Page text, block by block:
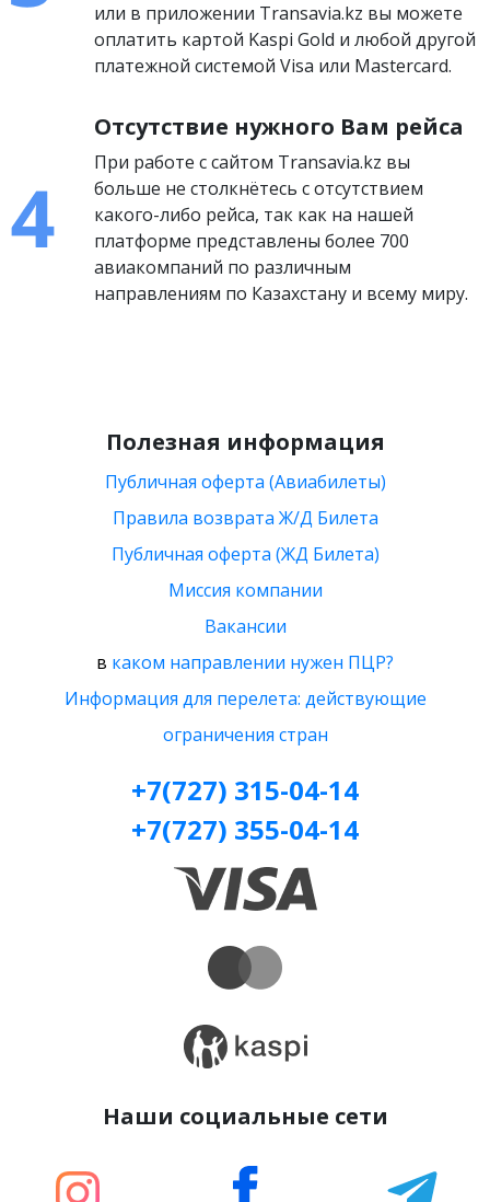
или в приложении Transavia.kz вы можете
оплатить картой Kaspi Gold и любой другой
платежной системой Visa или Mastercard.
Отсутствие нужного Вам рейса
При работе с сайтом Transavia.kz вы
больше не столкнётесь с отсутствием
какого-либо рейса, так как на нашей
платформе представлены более 700
авиакомпаний по различным
направлениям по Казахстану и всему миру.
Полезная информация
Публичная оферта (Авиабилеты)
Правила возврата Ж/Д Билета
Публичная оферта (ЖД Билета)
Миссия компании
Вакансии
в каком направлении нужен ПЦР?
Информация для перелета: действующие
ограничения стран
+7(727) 315-04-14
+7(727) 355-04-14
Наши социальные сети